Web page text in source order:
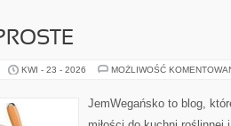
KWI - 23 - 2026 MOŻLIWOŚĆ
JemWegańsko to blog,